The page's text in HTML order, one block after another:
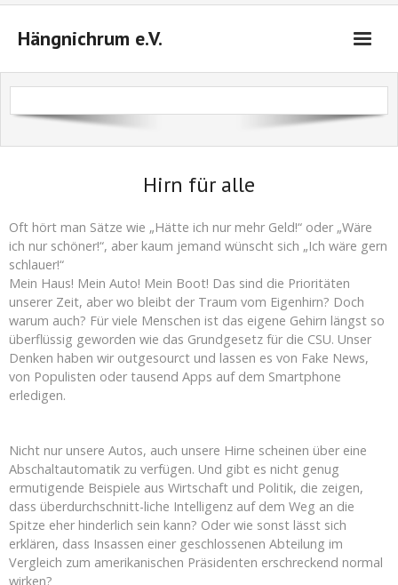
Hängnichrum e.V.
Startseite
Veranstaltungen 2026/2027
Anfahrt
Kontakt
Warenkorb (0Artikel)
Hirn für alle
Oft hört man Sätze wie „Hätte ich nur mehr Geld!“ oder „Wäre
ich nur schöner!“, aber kaum jemand wünscht sich „Ich wäre gern
schlauer!“
Mein Haus! Mein Auto! Mein Boot! Das sind die Prioritäten
unserer Zeit, aber wo bleibt der Traum vom Eigenhirn? Doch
warum auch? Für viele Menschen ist das eigene Gehirn längst so
überflüssig geworden wie das Grundgesetz für die CSU. Unser
Denken haben wir outgesourct und lassen es von Fake News,
von Populisten oder tausend Apps auf dem Smartphone
erledigen.
Nicht nur unsere Autos, auch unsere Hirne scheinen über eine
Abschaltautomatik zu verfügen. Und gibt es nicht genug
ermutigende Beispiele aus Wirtschaft und Politik, die zeigen,
dass überdurchschnitt-liche Intelligenz auf dem Weg an die
Spitze eher hinderlich sein kann? Oder wie sonst lässt sich
erklären, dass Insassen einer geschlossenen Abteilung im
Vergleich zum amerikanischen Präsidenten erschreckend normal
wirken?